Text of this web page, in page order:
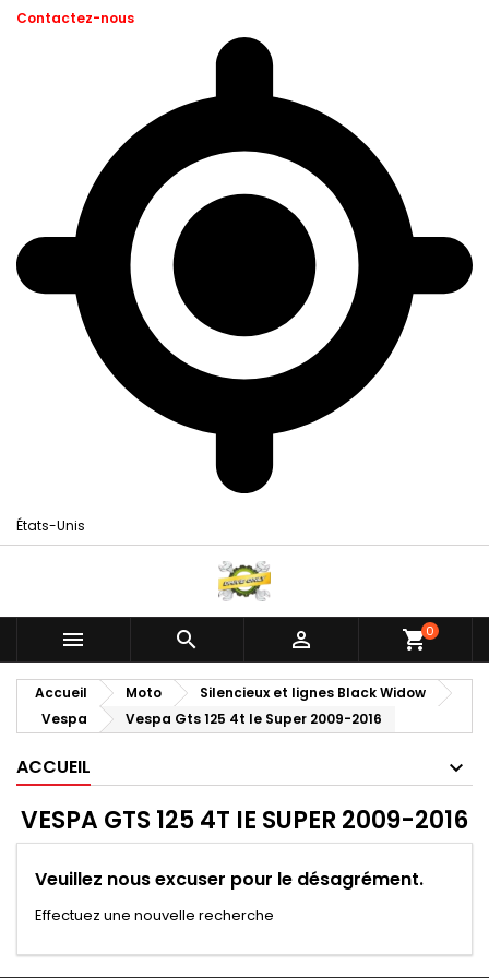
Contactez-nous
États-Unis
   shopping_cart0
Accueil Moto
Silencieux et lignes Black Widow
Vespa
Vespa Gts 125 4t Ie Super 2009-2016
ACCUEIL
VESPA GTS 125 4T IE SUPER 2009-2016
Veuillez nous excuser pour le désagrément.
Effectuez une nouvelle recherche